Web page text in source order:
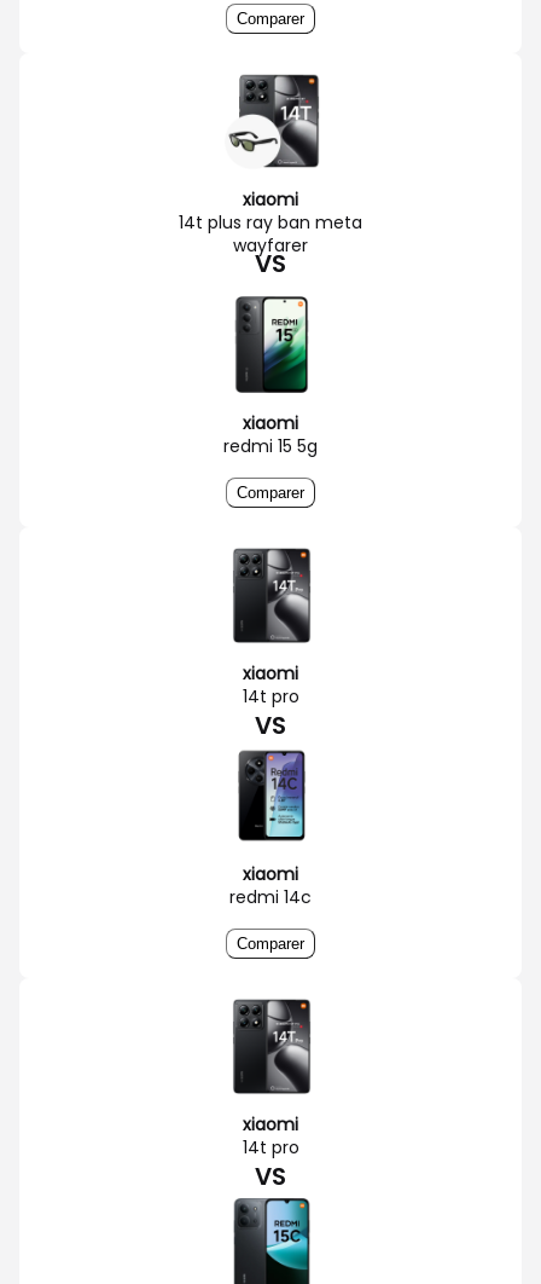
Comparer
xiaomi
14t plus ray ban meta
wayfarer
VS
xiaomi
redmi 15 5g
Comparer
xiaomi
14t pro
VS
xiaomi
redmi 14c
Comparer
xiaomi
14t pro
VS